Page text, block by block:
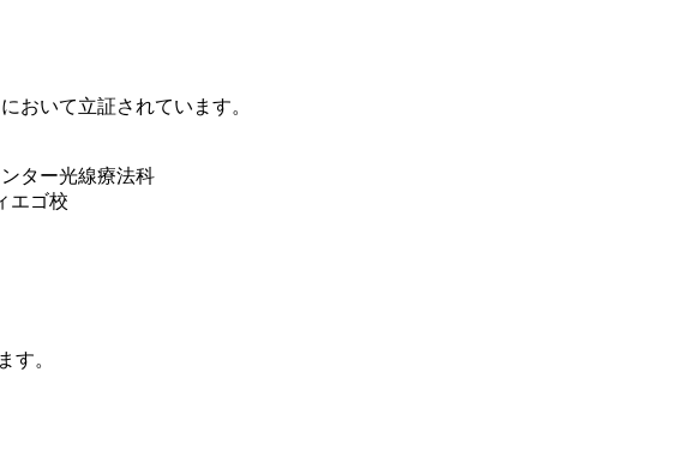
おいて立証されています。
ター光線療法科
エゴ校
す。